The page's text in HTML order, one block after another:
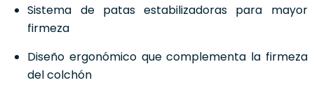
Sistema de patas estabilizadoras para mayor
firmeza
Diseño ergonómico que complementa la firmeza
del colchón